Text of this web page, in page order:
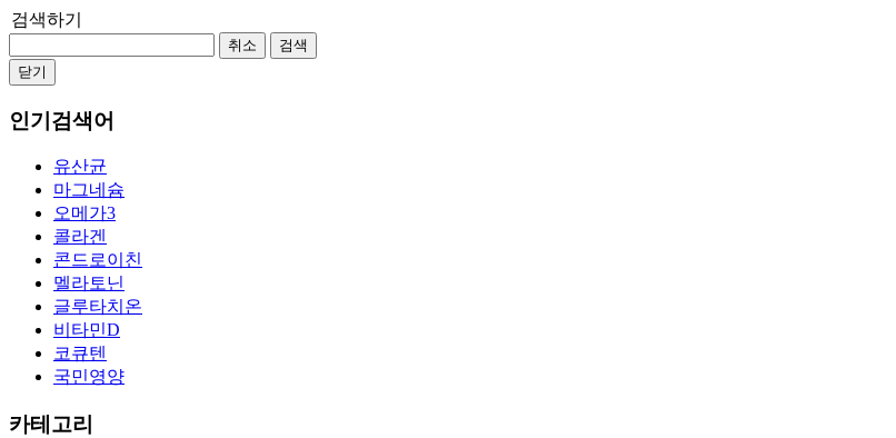
검색하기
취소
검색
닫기
인기검색어
유산균
마그네슘
오메가3
콜라겐
콘드로이친
멜라토닌
글루타치온
비타민D
코큐텐
국민영양
카테고리